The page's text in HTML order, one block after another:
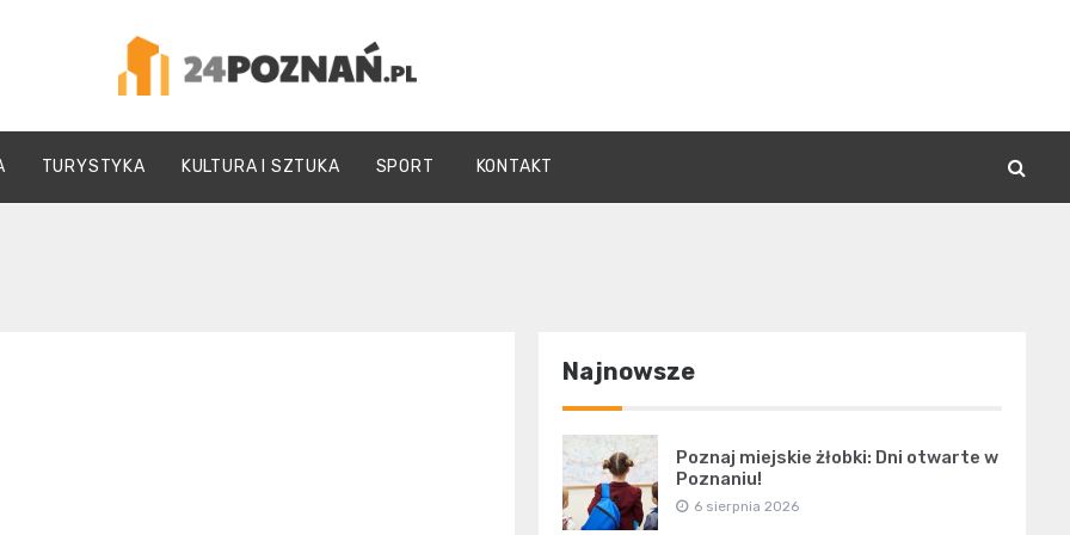
24Poznań.pl
TURYSTYKA KULTURA I SZTUKA SPORT KONTAKT
Najnowsze
Poznaj miejskie żłobki: Dni otwarte w
Poznaniu!
6 sierpnia 2026